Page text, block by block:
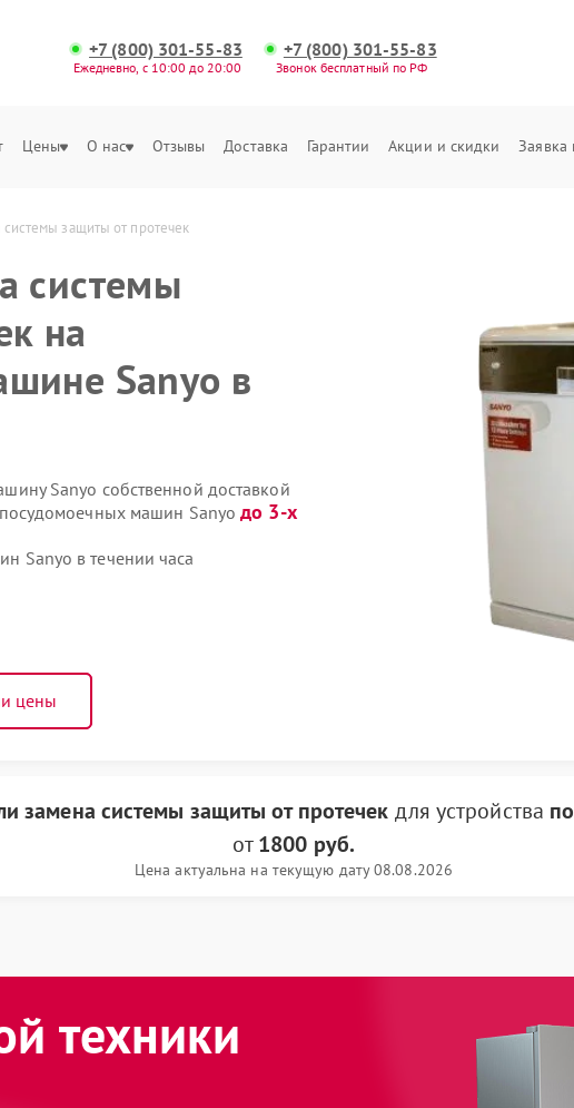
+7 (800) 301-55-83
Ежедневно, с 10:00 до 20:00
+7 (800) 301-55-83
Звонок бесплатный по РФ
Цены О нас Отзывы Доставка Гарантии Акции и скидки Заявка
защиты от протечек
системы
на
Sanyo в
Sanyo собственной доставкой
машин Sanyoдо 3-х
Sanyo в течении часа
цены
замена системы защиты от протечек для устройства
от1800 руб.
Цена актуальна на текущую дату 08.08.2026
техники